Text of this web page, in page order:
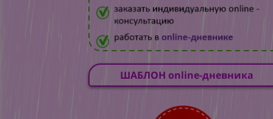
ШАБЛОН online-дневника